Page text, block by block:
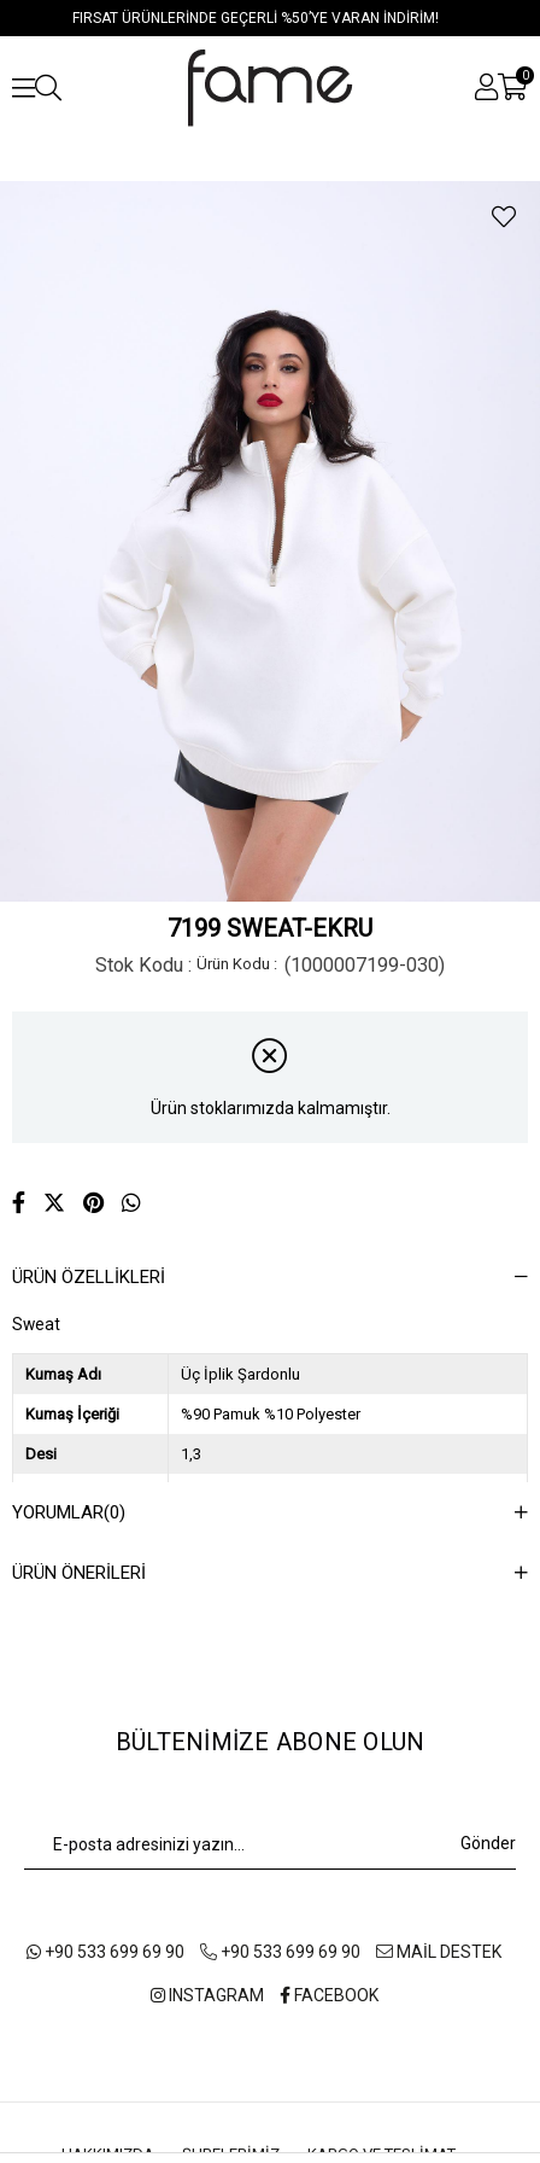
FIRSAT ÜRÜNLERİNDE GEÇERLİ %50’YE VARAN İNDİRİM!
0
7199 SWEAT-EKRU
Stok Kodu (1000007199-030)
Ürün stoklarımızda kalmamıştır.
ÜRÜN ÖZELLIKLERI
Sweat
Kumaş Adı Üç İplik Şardonlu
Kumaş İçeriği %90 Pamuk %10 Polyester
Desi 1,3
Asorti Bilgisi
YORUMLAR(0)
ÜRÜN ÖNERILERI
BÜLTENIMIZE ABONE OLUN
Gönder
+90 533 699 69 90 +90 533 699 69 90 MAİL DESTEK
INSTAGRAM FACEBOOK
HAKKIMIZDA ŞUBELERIMIZ
KARGO VE TESLIMAT